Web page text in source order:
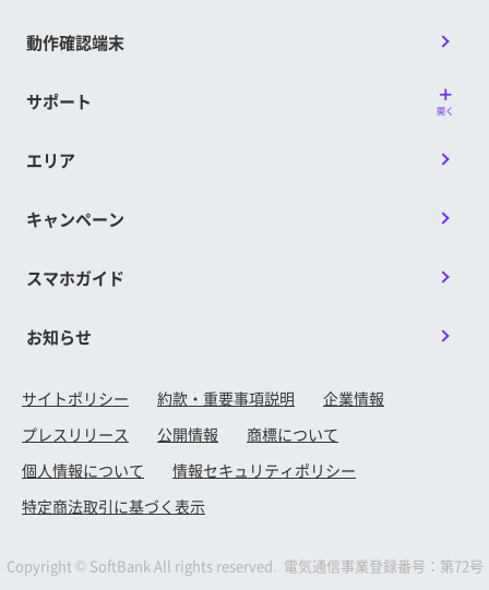
動作確認端末
サポート 開く
エリア
キャンペーン
スマホガイド
お知らせ
サイトポリシー 約款・重要事項説明
企業情報
プレスリリース
公開情報
商標について
個人情報について
情報セキュリティポリシー
特定商法取引に基づく表示
Copyright © SoftBank All rights reserved. 電気通信事業登録番号：第72号